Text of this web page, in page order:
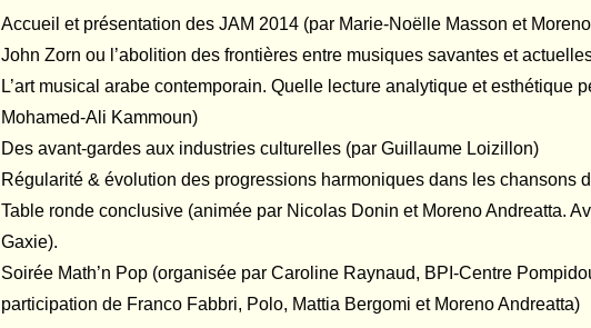
Accueil et présentation des JAM 2014 (par Marie-Noëlle Masson et
John Zorn ou l’abolition des frontières entre musiques savantes et
L’art musical arabe contemporain. Quelle lecture analytique et
Mohamed-Ali Kammoun)
Des avant-gardes aux industries culturelles (par Guillaume Loizillon)
Régularité & évolution des progressions harmoniques dans les chansons
Table ronde conclusive (animée par Nicolas Donin et Moreno Andreatta.
Gaxie).
Soirée Math’n Pop (organisée par Caroline Raynaud, BPI-Centre
participation de Franco Fabbri, Polo, Mattia Bergomi et Moreno Andreatta)